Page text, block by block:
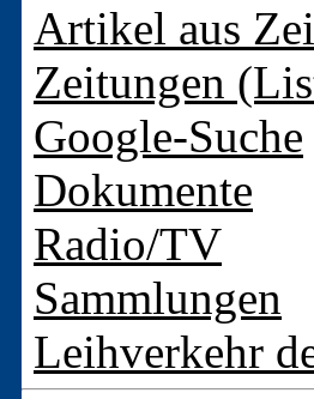
Artikel aus
Zeitungen
Google-Suche
Dokumente
Radio/TV
Sammlungen
Leihverkehr